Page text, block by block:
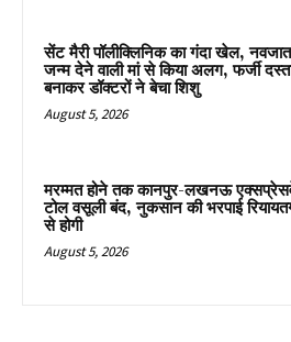
सेंट मैरी पॉलीक्लिनिक का गंदा खेल,
जन्म देने वाली मां से किया अलग, फर्जी
बनाकर डॉक्टरों ने बेचा शिशु
August 5, 2026
मरम्मत होने तक कानपुर-लखनऊ
टोल वसूली बंद, नुकसान की भरपाई
से होगी
August 5, 2026